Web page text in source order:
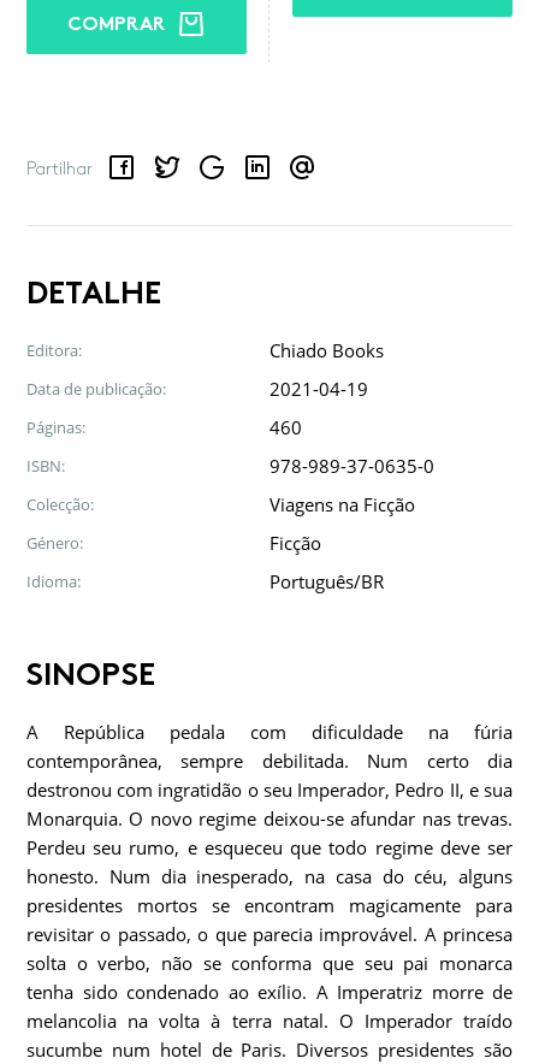
COMPRAR
Partilhar
FacebookTwitterGoogle LinkedInEmail
DETALHE
Editora: Chiado Books
Data de publicação: 2021-04-19
Páginas: 460
ISBN: 978-989-37-0635-0
Colecção: Viagens na Ficção
Género: Ficção
Idioma: Português/BR
SINOPSE
A República pedala com dificuldade na fúria
contemporânea, sempre debilitada. Num certo dia
destronou com ingratidão o seu Imperador, Pedro II, e sua
Monarquia. O novo regime deixou-se afundar nas trevas.
Perdeu seu rumo, e esqueceu que todo regime deve ser
honesto. Num dia inesperado, na casa do céu, alguns
presidentes mortos se encontram magicamente para
revisitar o passado, o que parecia improvável. A princesa
solta o verbo, não se conforma que seu pai monarca
tenha sido condenado ao exílio. A Imperatriz morre de
melancolia na volta à terra natal. O Imperador traído
sucumbe num hotel de Paris. Diversos presidentes são